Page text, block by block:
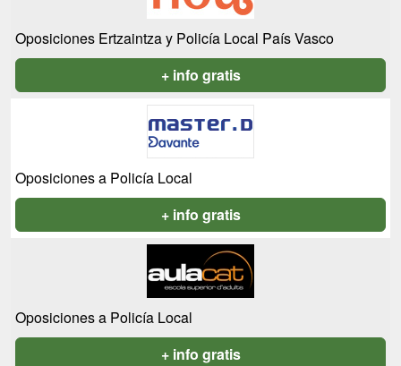
Oposiciones Ertzaintza y Policía Local País Vasco
+ info gratis
Oposiciones a Policía Local
+ info gratis
Oposiciones a Policía Local
+ info gratis